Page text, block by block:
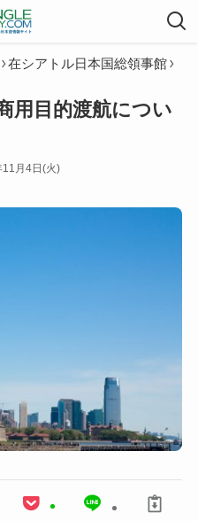
在シアトル日本国総領事館
用目的渡航につい
月4日(火)